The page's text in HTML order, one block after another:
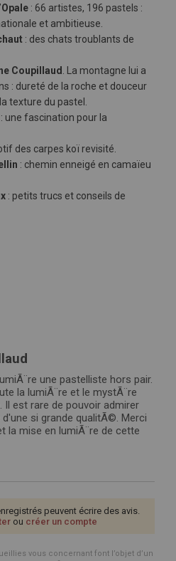
: 66 artistes, 196 pastels :
et ambitieuse.
: des chats troublants de
Coupillaud
. La montagne lui a
: dureté de la roche et douceur
texture du pastel.
: une fascination pour la
des carpes koï revisité.
: chemin enneigé en camaïeu
: petits trucs et conseils de
une pastelliste hors pair.
la lumiÃ¨re et le mystÃ¨re
Il est rare de pouvoir admirer
si grande qualitÃ©. Merci
la mise en lumiÃ¨re de cette
peuvent écrire des avis.
ou créer un compte
vous concernant font l’objet d’un